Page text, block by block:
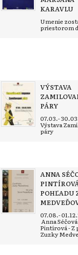
KARAVLU
Umenie
priestorom
VÝSTAVA
PÁRY
07.03.-
Výstava
páry
ANNA
POHĽADU
07.08.-
Anna
Pintírová - Z
Zuzky